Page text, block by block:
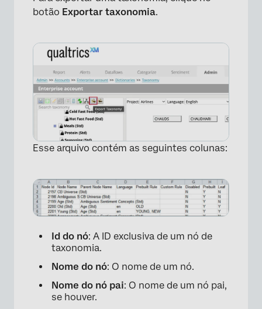
botão Exportar taxonomia.
Esse arquivo contém as seguintes colunas:
Id do nó: A ID exclusiva de um nó de
taxonomia.
Nome do nó: O nome de um nó.
Nome do nó pai: O nome de um nó pai,
se houver.